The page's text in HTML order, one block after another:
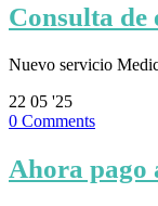
Consulta
Nuevo servicio
22 05 '25
0 Comments
Ahora pago